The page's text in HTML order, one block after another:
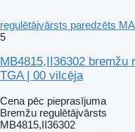
regulētājvārsts paredzēts
5
MB4815,II36302 bremžu
TGA | 00 vilcēja
Cena pēc pieprasījuma
Bremžu regulētājvārsts
MB4815,II36302